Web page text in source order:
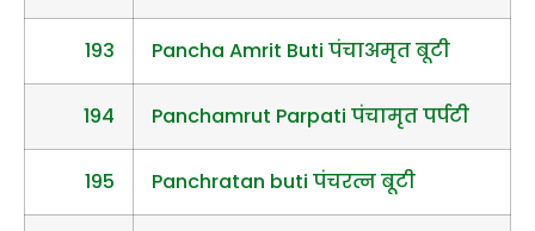
193 Pancha Amrit Buti पंचाअमृत बूटी
194 Panchamrut Parpati पंचामृत पर्पटी
195 Panchratan buti पंचरत्न बूटी